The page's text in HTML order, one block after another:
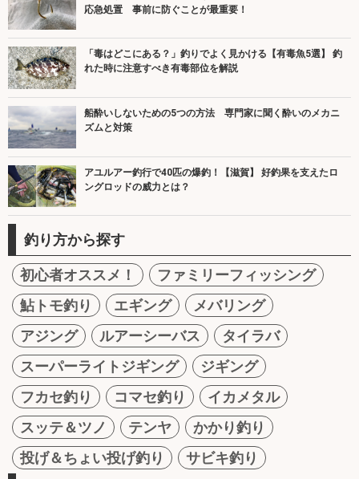
応急処置 事前に防ぐことが最重要！
「毒はどこにある？」釣りでよく見かける【有毒魚5選】 釣
れた時に注意すべき有毒部位を解説
船酔いしないための5つの方法 専門家に聞く酔いのメカニ
ズムと対策
アユルアー釣行で40匹の爆釣！【滋賀】 好釣果を支えたロ
ングロッドの威力とは？
釣り方から探す
初心者オススメ！
ファミリーフィッシング
鮎トモ釣り
エギング
メバリング
アジング
ルアーシーバス
タイラバ
スーパーライトジギング
ジギング
フカセ釣り
コマセ釣り
イカメタル
スッテ＆ツノ
テンヤ
かかり釣り
投げ＆ちょい投げ釣り
サビキ釣り